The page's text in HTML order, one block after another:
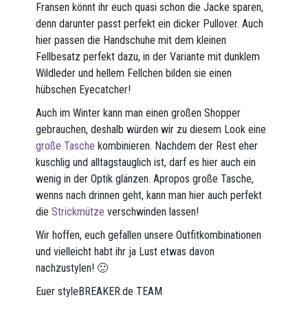
Fransen könnt ihr euch quasi schon die Jacke sparen,
denn darunter passt perfekt ein dicker Pullover. Auch
hier passen die Handschuhe mit dem kleinen
Fellbesatz perfekt dazu, in der Variante mit dunklem
Wildleder und hellem Fellchen bilden sie einen
hübschen Eyecatcher!
Auch im Winter kann man einen großen Shopper
gebrauchen, deshalb würden wir zu diesem Look eine
große Tasche kombinieren. Nachdem der Rest eher
kuschlig und alltagstauglich ist, darf es hier auch ein
wenig in der Optik glänzen. Apropos große Tasche,
wenns nach drinnen geht, kann man hier auch perfekt
dieStrickmütze verschwinden lassen!
Wir hoffen, euch gefallen unsere Outfitkombinationen
und vielleicht habt ihr ja Lust etwas davon
nachzustylen! 🙂
Euer styleBREAKER.de TEAM